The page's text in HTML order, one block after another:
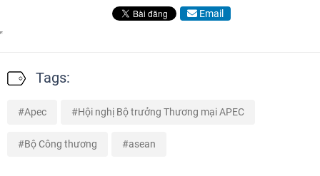
Email
Tags:
Apec Hội nghị Bộ trưởng Thương mại APEC
Bộ Công thương asean